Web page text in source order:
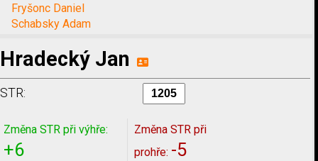
Fryšonc Daniel
Schabsky Adam
Hradecký Jan
STR:
Změna STR při výhře:
+6
Změna STR při
prohře: -5